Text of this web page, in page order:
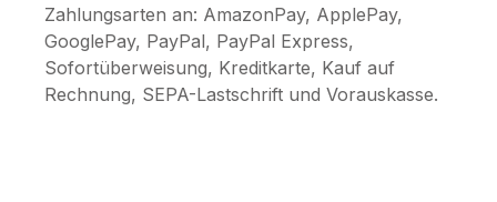
Zahlungsarten an: AmazonPay, ApplePay,
GooglePay, PayPal, PayPal Express,
Sofortüberweisung, Kreditkarte, Kauf auf
Rechnung, SEPA-Lastschrift und Vorauskasse.